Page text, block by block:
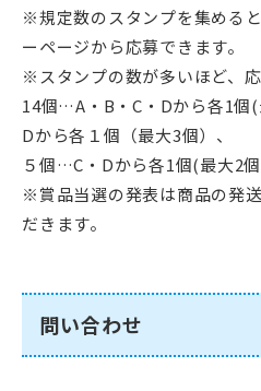
※規定数のスタンプを集める
ーページから応募できます。
※スタンプの数が多いほど、
14個…A・B・C・Dから各1個
Dから各１個（最大3個）、
５個…C・Dから各1個(最大2
※賞品当選の発表は商品の発
だきます。
問い合わせ